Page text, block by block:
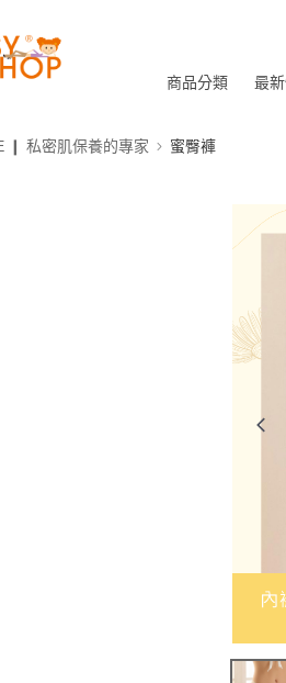
商品分類 最
❙ 私密肌保養的專家 蜜臀褲